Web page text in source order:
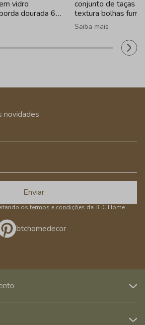
vidro
dourada 6
conjunto de taças
textura bolhas
260ml
Saiba mais
novidades
Enviar
os termos e condições da BTC Home
/btchomedecor